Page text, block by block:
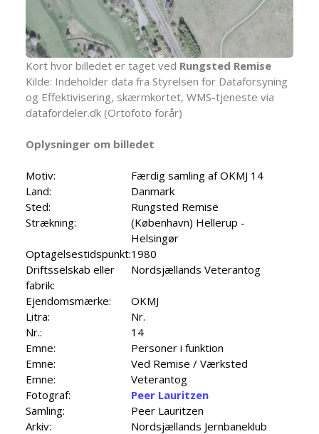
Kort hvor billedet er taget ved Rungsted Remise
Kilde: Indeholder data fra Styrelsen for Dataforsyning
og Effektivisering, skærmkortet, WMS-tjeneste via
datafordeler.dk (Ortofoto forår)
Oplysninger om billedet
Motiv:
Færdig samling af OKMJ 14
Land:
Danmark
Sted:
Rungsted Remise
Strækning:
(København) Hellerup -
Helsingør
Optagelsestidspunkt:1980
Driftsselskab eller
fabrik:
Nordsjællands Veterantog
Ejendomsmærke:
OKMJ
Litra:
Nr.
Nr.:
14
Emne:
Personer i funktion
Emne:
Ved Remise / Værksted
Emne:
Veterantog
Fotograf:
Peer Lauritzen
Samling:
Peer Lauritzen
Arkiv:
Nordsjællands Jernbaneklub